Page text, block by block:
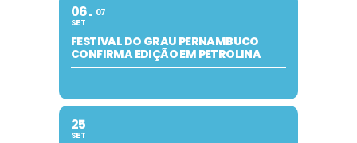
06
SET
07
FESTIVAL DO GRAU PERNAMBUCO
CONFIRMA EDIÇÃO EM PETROLINA
25
SET